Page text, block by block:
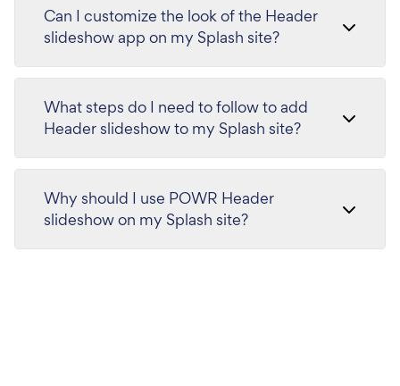
Can I customize the look of the Header
slideshow app on my Splash site?
What steps do I need to follow to add
Header slideshow to my Splash site?
Why should I use POWR Header
slideshow on my Splash site?